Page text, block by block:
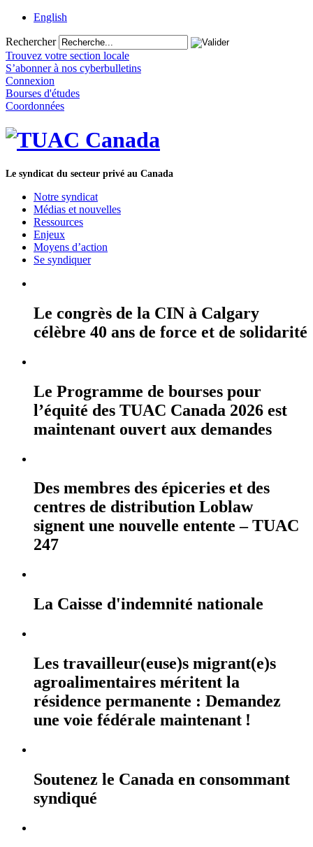
English
Rechercher
Trouvez votre section locale
S’abonner à nos cyberbulletins
Connexion
Bourses d'études
Coordonnées
Le syndicat du secteur privé au Canada
Notre syndicat
Médias et nouvelles
Ressources
Enjeux
Moyens d’action
Se syndiquer
Le congrès de la CIN à Calgary
célèbre 40 ans de force et de solidarité
Le Programme de bourses pour
l’équité des TUAC Canada 2026 est
maintenant ouvert aux demandes
Des membres des épiceries et des
centres de distribution Loblaw
signent une nouvelle entente – TUAC
247
La Caisse d'indemnité nationale
Les travailleur(euse)s migrant(e)s
agroalimentaires méritent la
résidence permanente : Demandez
une voie fédérale maintenant !
Soutenez le Canada en consommant
syndiqué